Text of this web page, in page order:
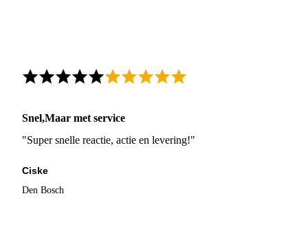
Snel,Maar met service
"Super snelle reactie, actie en levering!"
Ciske
Den Bosch